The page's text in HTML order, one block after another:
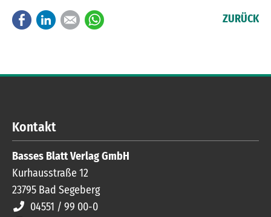
FacebookLinkedInE-mail ZURÜCK
Kontakt
Basses Blatt Verlag GmbH
Kurhausstraße 12
23795 Bad Segeberg
04551 / 99 00-0